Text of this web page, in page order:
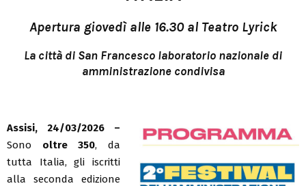
Apertura giovedì alle 16.30 al Teatro Lyrick
La città di San Francesco laboratorio nazionale di
amministrazione condivisa
Assisi, 24/03/2026 –
Sono oltre 350, da
tutta Italia, gli iscritti
alla seconda edizione